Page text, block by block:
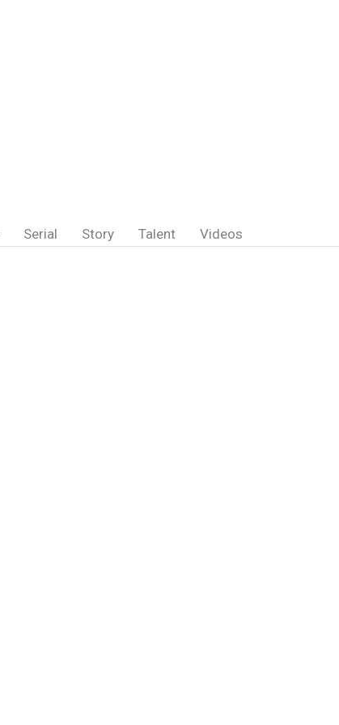
Serial Story Talent Videos